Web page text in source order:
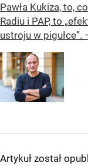
Pawła Kukiza, to,
Radiu i PAP, to
ustroju w pigułce”.
Artykuł został